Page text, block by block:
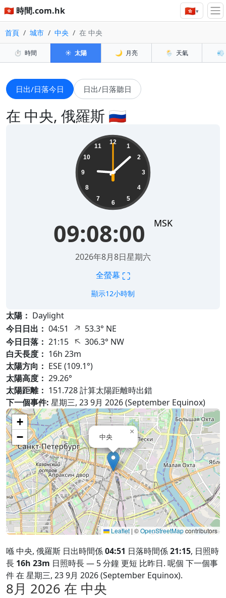
🇭🇰 時間.com.hk 🇭🇰▾
首頁 城市 中央 在 中央
⏱️ 時間 ☀️ 太陽 🌙 月亮 🌦️ 天氣 💨
日出/日落今日 日出/日落聽日
在 中央, 俄羅斯 🇷🇺
12
1
2
3
4
5
6
7
8
9
10
11
09:08:01 MSK
2026年8月8日星期六
全螢幕 ⛶
顯示12小時制
太陽： Daylight
今日日出： 04:51 ↑ 53.3° NE
今日日落： 21:15 ↑306.3° NW
白天長度： 16h 23m
太陽方向： ESE (109.1°)
太陽高度： 29.26°
太陽距離： 151.728 計算太陽距離時出錯
下一個事件: 星期三, 23 9月 2026 (September Equinox)
中央
×
+
−
Leaflet | ©OpenStreetMapcontributors
喺 中央, 俄羅斯 日出時間係04:51 日落時間係21:15, 日照時
長 16h 23m 日照時長 — 5 分鐘 更短 比昨日. 呢個 下一個事
件 在 星期三, 23 9月 2026 (September Equinox).
8月 2026 在 中央